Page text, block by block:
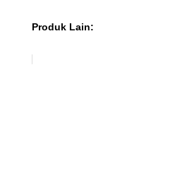
Produk Lain: